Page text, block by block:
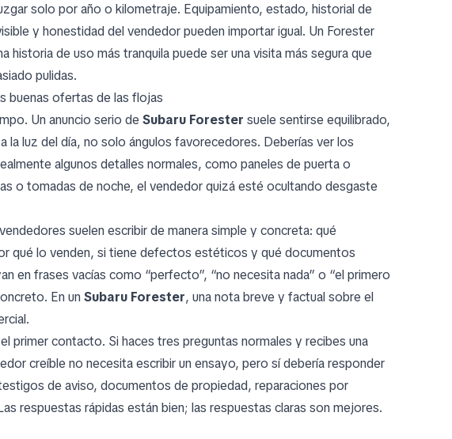
solo por año o kilometraje. Equipamiento, estado, historial de
y honestidad del vendedor pueden importar igual. Un Forester
historia de uso más tranquila puede ser una visita más segura que
pulidas.
buenas ofertas de las flojas
Un anuncio serio de Subaru Forester suele sentirse equilibrado,
luz del día, no solo ángulos favorecedores. Deberías ver los
algunos detalles normales, como paneles de puerta o
o tomadas de noche, el vendedor quizá esté ocultando desgaste
suelen escribir de manera simple y concreta: qué
qué lo venden, si tiene defectos estéticos y qué documentos
en frases vacías como “perfecto”, “no necesita nada” o “el primero
En un Subaru Forester, una nota breve y factual sobre el
primer contacto. Si haces tres preguntas normales y recibes una
creíble no necesita escribir un ensayo, pero sí debería responder
de aviso, documentos de propiedad, reparaciones por
respuestas rápidas están bien; las respuestas claras son mejores.